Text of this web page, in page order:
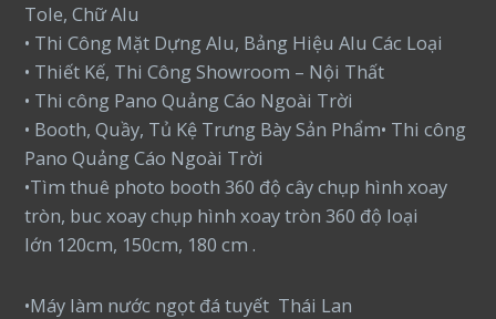
Tole, Chữ Alu
• Thi Công Mặt Dựng Alu, Bảng Hiệu Alu Các Loại
• Thiết Kế, Thi Công Showroom – Nội Thất
• Thi công Pano Quảng Cáo Ngoài Trời
• Booth, Quầy, Tủ Kệ Trưng Bày Sản Phẩm• Thi công
Pano Quảng Cáo Ngoài Trời
•Tìm thuê photo booth 360 độ cây chụp hình xoay
tròn, buc xoay chụp hình xoay tròn 360 độ loại
lớn 120cm, 150cm, 180 cm .
•Máy làm nước ngọt đá tuyết Thái Lan